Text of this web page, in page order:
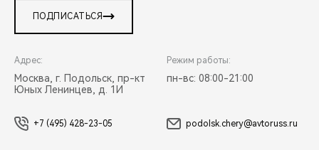
ПОДПИСАТЬСЯ
Адрес:
Москва, г. Подольск, пр-кт
Юных Ленинцев, д. 1И
Режим работы:
пн-вс: 08:00-21:00
+7 (495) 428-23-05 podolsk.chery@avtoruss.ru